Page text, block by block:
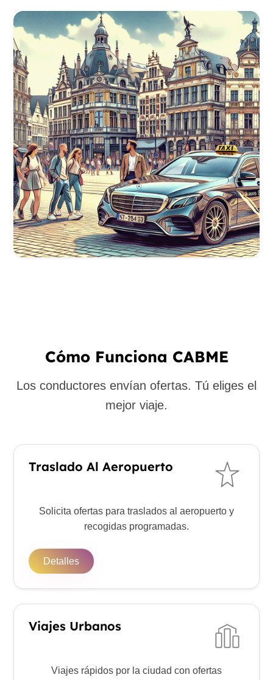
Cómo Funciona CABME
Los conductores envían ofertas. Tú eliges el
mejor viaje.
Traslado Al Aeropuerto
Solicita ofertas para traslados al aeropuerto y
recogidas programadas.
Detalles
Viajes Urbanos
Viajes rápidos por la ciudad con ofertas